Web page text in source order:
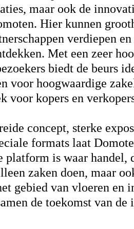
maar ook de
Hier kunnen
verdiepen
Met een zeer
biedt de beurs
voor hoogwaardige
voor kopers en
concept, sterke
formats laat
platform is waar handel,
zaken doen, maar
gebied van vloeren en
de toekomst van de